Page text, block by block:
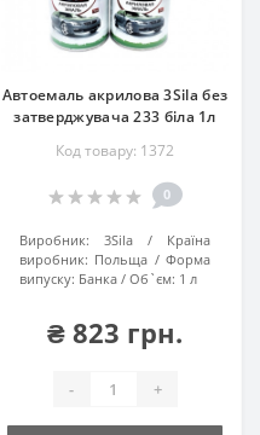
Автоемаль акрилова 3Sila без
затверджувача 233 біла 1л
Код товару: 1372
0
Виробник: 3Sila
Країна
виробник: Польща
Форма
випуску: Банка Об`єм: 1 л
₴ 823 грн.
- +